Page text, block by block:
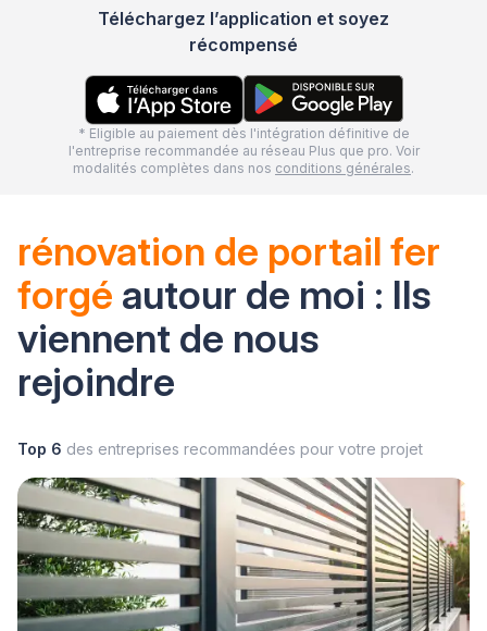
Téléchargez l’application et soyez
récompensé
* Eligible au paiement dès l'intégration définitive de
l'entreprise recommandée au réseau Plus que pro. Voir
modalités complètes dans nos conditions générales.
rénovation de portail fer
forgé autour de moi : Ils
viennent de nous
rejoindre
Top 6 des entreprises recommandées pour votre projet